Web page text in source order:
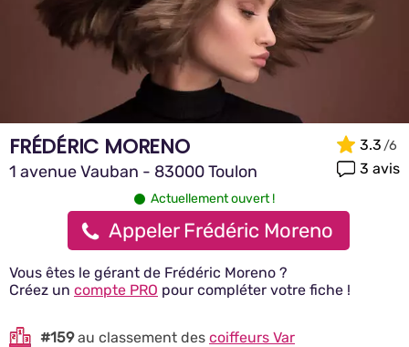
FRÉDÉRIC MORENO
1 avenue Vauban - 83000 Toulon
3.3
3 avis
Actuellement ouvert !
Appeler Frédéric Moreno
Vous êtes le gérant de Frédéric Moreno ?
Créez un compte PRO pour compléter votre fiche !
#159au classement des coiffeurs Var